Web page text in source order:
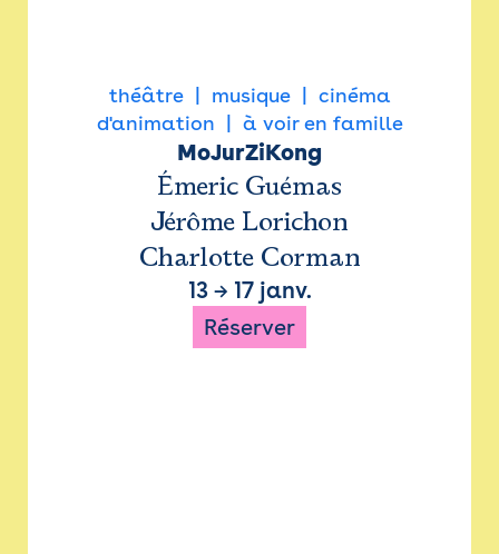
théâtre musique
cinéma
d'animation
à voir en famille
MoJurZiKong
Émeric Guémas
Jérôme Lorichon
Charlotte Corman
13→ 17 janv.
Réserver